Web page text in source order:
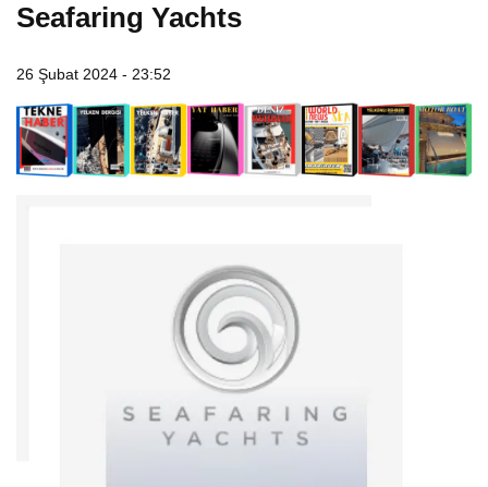
Seafaring Yachts
26 Şubat 2024 - 23:52